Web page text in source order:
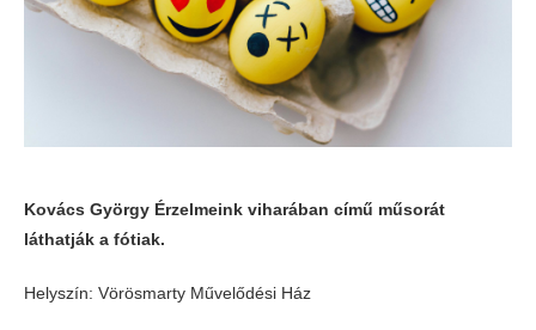
Kovács György Érzelmeink viharában című műsorát
láthatják a fótiak.
Helyszín: Vörösmarty Művelődési Ház